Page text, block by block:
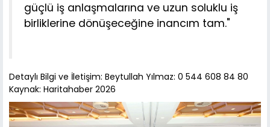
güçlü iş anlaşmalarına ve uzun soluklu iş
birliklerine dönüşeceğine inancım tam."
Detaylı Bilgi ve İletişim: Beytullah Yılmaz: 0 544 608 84 80
Kaynak: Haritahaber 2026